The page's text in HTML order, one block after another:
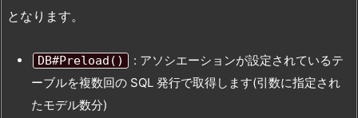
となります。
DB#Preload()
: アソシエーションが設定されているテ
ーブルを複数回の SQL 発行で取得します(引数に指定され
たモデル数分)